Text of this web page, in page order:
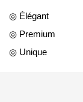
◎ Élégant
◎ Premium
◎ Unique